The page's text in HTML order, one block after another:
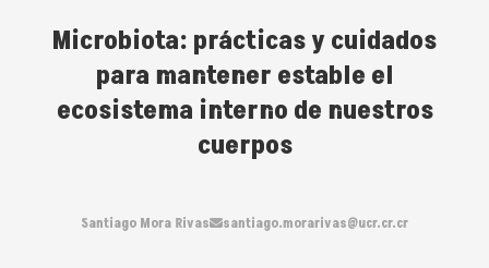
Microbiota: prácticas y cuidados
para mantener estable el
ecosistema interno de nuestros
cuerpos
Santiago Mora Rivas santiago.morarivas@ucr.cr.cr